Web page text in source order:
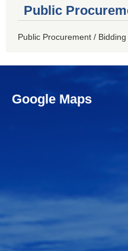
Public
Public Procurement / Bidding
Google Maps